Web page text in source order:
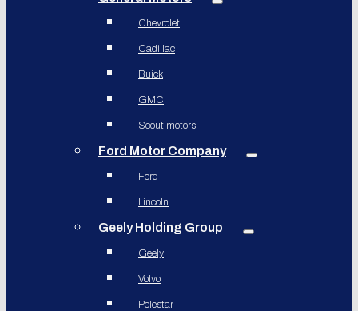
Chevrolet
Cadillac
Buick
GMC
Scout motors
Ford Motor Company
Ford
Lincoln
Geely Holding Group
Geely
Volvo
Polestar